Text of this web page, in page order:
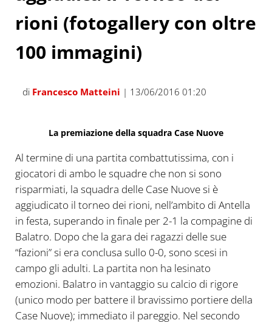
rioni (fotogallery con oltre
100 immagini)
di Francesco Matteini | 13/06/2016 01:20
La premiazione della squadra Case Nuove
Al termine di una partita combattutissima, con i
giocatori di ambo le squadre che non si sono
risparmiati, la squadra delle Case Nuove si è
aggiudicato il torneo dei rioni, nell’ambito di Antella
in festa, superando in finale per 2-1 la compagine di
Balatro. Dopo che la gara dei ragazzi delle sue
“fazioni” si era conclusa sullo 0-0, sono scesi in
campo gli adulti. La partita non ha lesinato
emozioni. Balatro in vantaggio su calcio di rigore
(unico modo per battere il bravissimo portiere della
Case Nuove); immediato il pareggio. Nel secondo